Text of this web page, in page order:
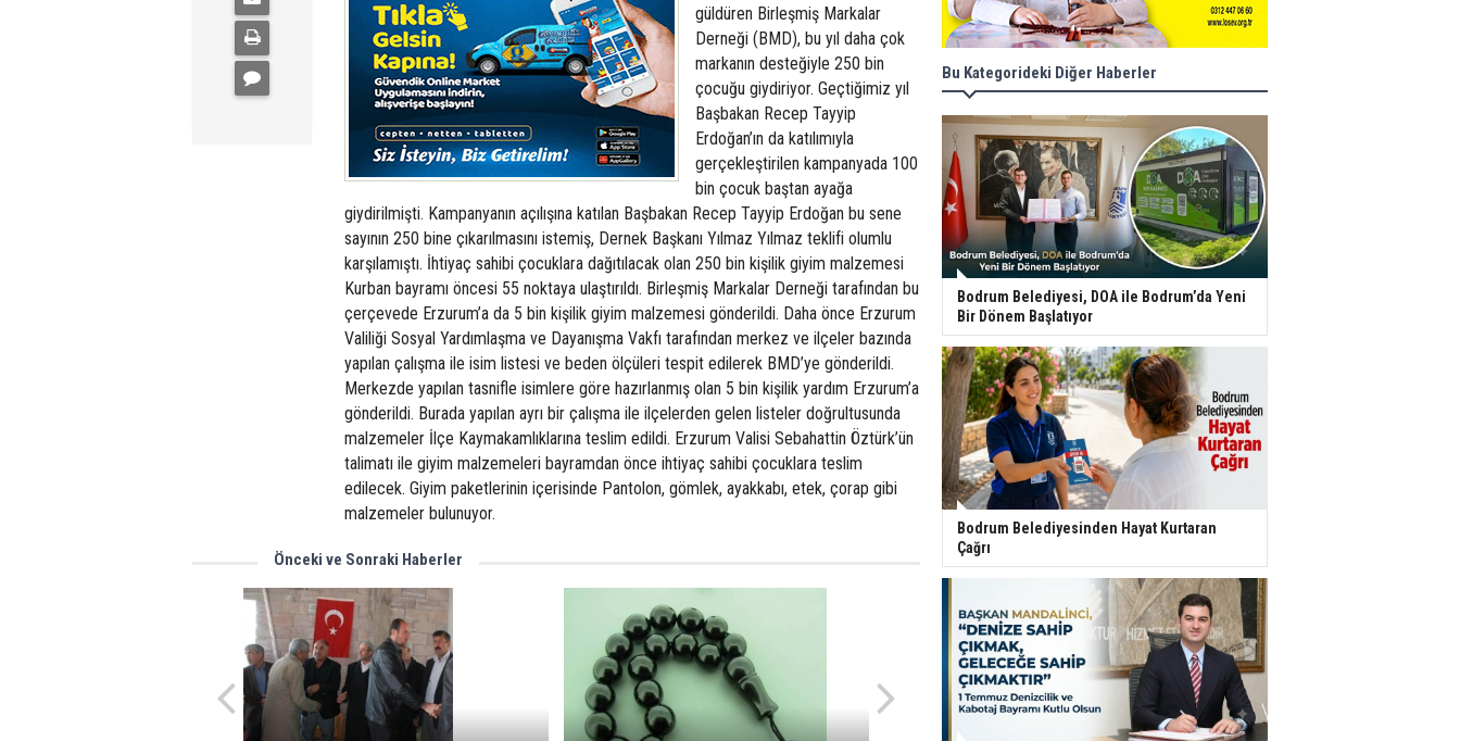
güldüren Birleşmiş Markalar
Derneği (BMD), bu yıl daha çok
markanın desteğiyle 250 bin
çocuğu giydiriyor. Geçtiğimiz yıl
Başbakan Recep Tayyip
Erdoğan’ın da katılımıyla
gerçekleştirilen kampanyada 100
bin çocuk baştan ayağa
giydirilmişti. Kampanyanın açılışına katılan Başbakan Recep Tayyip Erdoğan bu sene
sayının 250 bine çıkarılmasını istemiş, Dernek Başkanı Yılmaz Yılmaz teklifi olumlu
karşılamıştı. İhtiyaç sahibi çocuklara dağıtılacak olan 250 bin kişilik giyim malzemesi
Kurban bayramı öncesi 55 noktaya ulaştırıldı. Birleşmiş Markalar Derneği tarafından bu
çerçevede Erzurum’a da 5 bin kişilik giyim malzemesi gönderildi. Daha önce Erzurum
Valiliği Sosyal Yardımlaşma ve Dayanışma Vakfı tarafından merkez ve ilçeler bazında
yapılan çalışma ile isim listesi ve beden ölçüleri tespit edilerek BMD’ye gönderildi.
Merkezde yapılan tasnifle isimlere göre hazırlanmış olan 5 bin kişilik yardım Erzurum’a
gönderildi. Burada yapılan ayrı bir çalışma ile ilçelerden gelen listeler doğrultusunda
malzemeler İlçe Kaymakamlıklarına teslim edildi. Erzurum Valisi Sebahattin Öztürk’ün
talimatı ile giyim malzemeleri bayramdan önce ihtiyaç sahibi çocuklara teslim
edilecek. Giyim paketlerinin içerisinde Pantolon, gömlek, ayakkabı, etek, çorap gibi
malzemeler bulunuyor.
Önceki ve Sonraki Haberler
Bu Kategorideki Diğer Haberler
Bodrum Belediyesi, DOA ile Bodrum’da Yeni
Bir Dönem Başlatıyor
Bodrum Belediyesinden Hayat Kurtaran
Çağrı